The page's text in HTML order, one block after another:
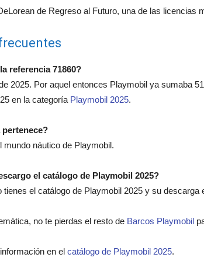
de Regreso al Futuro, una de las licencias
referencia 71860?
2025. Por aquel entonces Playmobil ya sumaba
en la categoría Playmobil 2025.
pertenece?
mundo náutico de Playmobil.
el catálogo de Playmobil 2025?
tienes el catálogo de Playmobil 2025 y su descarga
no te pierdas el resto de Barcos Playmobil
en el catálogo de Playmobil 2025.